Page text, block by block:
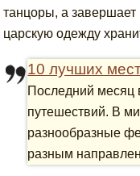
танцоры, а
царскую одежду
10 лучших
Последний месяц
путешествий. В
разнообразные
разным